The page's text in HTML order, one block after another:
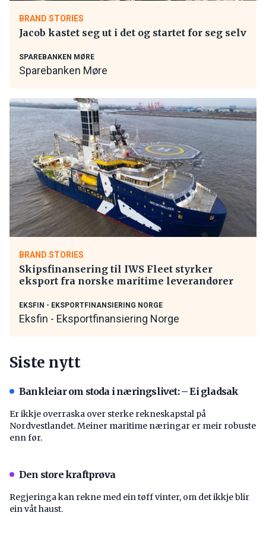
BRAND STORIES
Jacob kastet seg ut i det og startet for seg selv
SPAREBANKEN MØRE
Sparebanken Møre
BRAND STORIES
Skipsfinansering til IWS Fleet styrker
eksport fra norske maritime leverandører
EKSFIN - EKSPORTFINANSIERING NORGE
Eksfin - Eksportfinansiering Norge
Siste nytt
Bankleiar om stoda i næringslivet: – Ei gladsak
Er ikkje overraska over sterke rekneskapstal på
Nordvestlandet. Meiner maritime næringar er meir robuste
enn før.
Den store kraftprøva
Regjeringa kan rekne med ein tøff vinter, om det ikkje blir
ein våt haust.